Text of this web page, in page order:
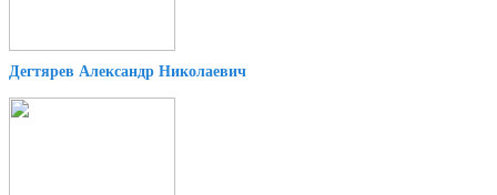
Дегтярев Александр Николаевич